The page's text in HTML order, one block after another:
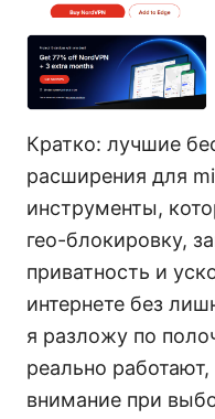
Кратко: лучшие
расширения для
инструменты,
гео-блокировку,
приватность и
интернете без
я разложу по
реально
внимание при